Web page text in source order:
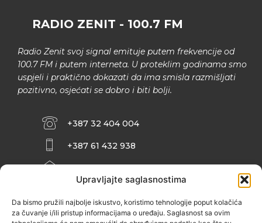
Upravljajte saglasnostima
Da bismo pružili najbolje iskustvo, koristimo tehnologije poput kolačića
za čuvanje i/ili pristup informacijama o uređaju. Saglasnost sa ovim
RADIO ZENIT - 100.7 FM
Radio Zenit svoj signal emituje putem frekvencije od
100.7 FM i putem interneta. U proteklim godinama smo
uspjeli i praktično dokazati da ima smisla razmišljati
pozitivno, osjećati se dobro i biti bolji.
+387 32 404 004
+387 61 432 938
INFO@ZENIT.BA
ZENIČANKA, 3. SPRAT), 72000 ZENICA